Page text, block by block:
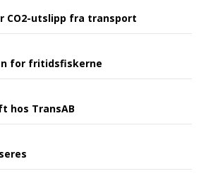
CO2-utslipp fra transport
for fritidsfiskerne
hos TransAB